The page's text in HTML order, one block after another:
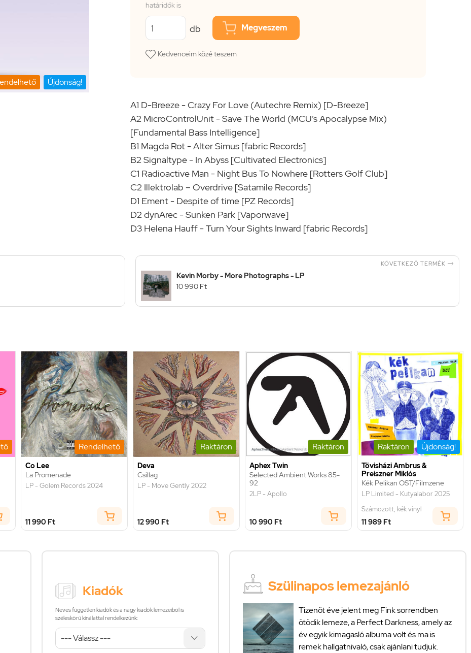
Újdonság!
határidők is
db Megveszem
Kedvenceim közé teszem
A1 D-Breeze - Crazy For Love (Autechre Remix) [D-Breeze]
A2 MicroControlUnit - Save The World (MCU’s Apocalypse Mix)
[Fundamental Bass Intelligence]
B1 Magda Rot - Alter Simus [fabric Records]
B2 Signaltype - In Abyss [Cultivated Electronics]
C1 Radioactive Man - Night Bus To Nowhere [Rotters Golf Club]
C2 Illektrolab – Overdrive [Satamile Records]
D1 Ement - Despite of time [PZ Records]
D2 dynArec - Sunken Park [Vaporwave]
D3 Helena Hauff - Turn Your Sights Inward [fabric Records]
KÖVETKEZŐ TERMÉK 
Kevin Morby - More Photographs - LP
10 990 Ft
Rendelhető
Co Lee
La Promenade
LP - Golem Records 2024
11 990 Ft
Raktáron
Deva
Csillag
LP - Move Gently 2022
12 990 Ft
Raktáron
Aphex Twin
Selected Ambient Works 85-
92
2LP - Apollo
10 990 Ft
Raktáron Újdonság!
Tövisházi Ambrus &
Preiszner Miklós
Kék Pelikan OST/Filmzene
LP Limited - Kutyalabor 2025
Számozott, kék vinyl
11 989 Ft
Kiadók
Neves független kiadók és a nagy kiadók lemezeiből is
széleskörű kínálattal rendelkezünk:
Szülinapos lemezajánló
Tizenöt éve jelent meg Fink sorrendben
ötödik lemeze, a Perfect Darkness, amely az
év egyik kimagasló albuma volt és ma is
remek hallgatnivaló, csak ajánlani tudjuk.